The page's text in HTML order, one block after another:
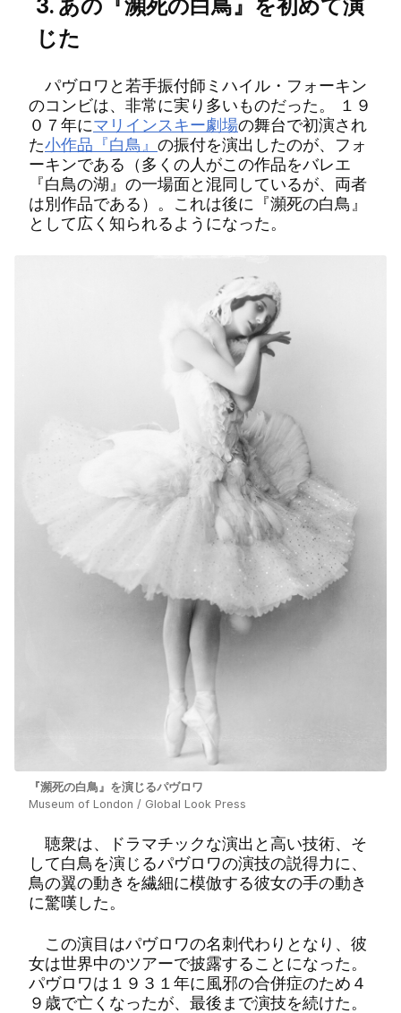
3. あの『瀕死の白鳥』を初めて演
じた
パヴロワと若手振付師ミハイル・フォーキン
のコンビは、非常に実り多いものだった。 １９
０７年にマリインスキー劇場の舞台で初演され
た小作品『白鳥』 の振付を演出したのが、フォ
ーキンである（多くの人がこの作品をバレエ
『白鳥の湖』の一場面と混同しているが、両者
は別作品である）。これは後に『瀕死の白鳥』
として広く知られるようになった。
『瀕死の白鳥』を演じるパヴロワ
Museum of London / Global Look Press
聴衆は、ドラマチックな演出と高い技術、そ
して白鳥を演じるパヴロワの演技の説得力に、
鳥の翼の動きを繊細に模倣する彼女の手の動き
に驚嘆した。
この演目はパヴロワの名刺代わりとなり、彼
女は世界中のツアーで披露することになった。
パヴロワは１９３１年に風邪の合併症のため４
９歳で亡くなったが、最後まで演技を続けた。